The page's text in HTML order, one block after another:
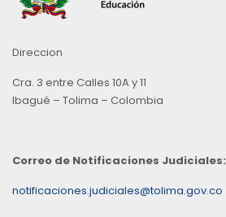
Direccion
Cra. 3 entre Calles 10A y 11
Ibagué – Tolima – Colombia
Correo de Notificaciones Judiciales:
notificaciones.judiciales@tolima.gov.co